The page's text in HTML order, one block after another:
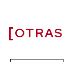
OTRAS